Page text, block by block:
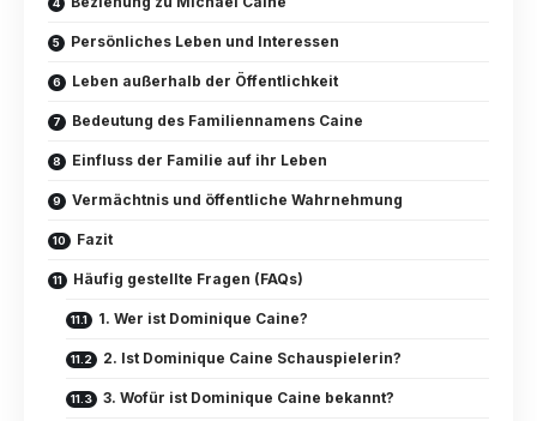
Persönliches Leben und Interessen
Leben außerhalb der Öffentlichkeit
Bedeutung des Familiennamens Caine
Einfluss der Familie auf ihr Leben
Vermächtnis und öffentliche Wahrnehmung
Fazit
Häufig gestellte Fragen (FAQs)
1. Wer ist Dominique Caine?
2. Ist Dominique Caine Schauspielerin?
3. Wofür ist Dominique Caine bekannt?